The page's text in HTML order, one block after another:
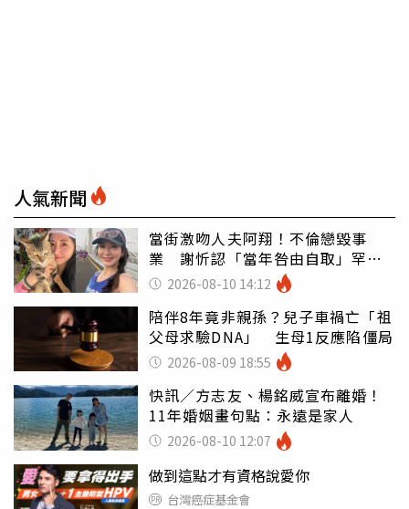
人氣新聞
當街激吻人夫阿翔！不倫戀毀事
業 謝忻認「當年咎由自取」罕吐
心聲2026-08-10 14:12
陪伴8年竟非親孫？兒子車禍亡「祖
父母求驗DNA」 生母1反應陷僵局
2026-08-09 18:55
快訊／方志友、楊銘威宣布離婚！
11年婚姻畫句點：永遠是家人
2026-08-10 12:07
做到這點才有資格說愛你
台灣癌症基金會